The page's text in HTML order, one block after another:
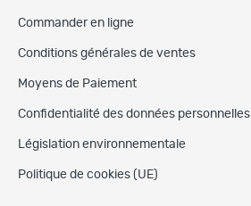
Commander en ligne
Conditions générales de ventes
Moyens de Paiement
Confidentialité des données personnelles
Législation environnementale
Politique de cookies (UE)